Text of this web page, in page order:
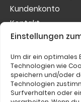
Einstellungen
Um dir ein optimales
Technologien wie
speichern und/oder
Technologien
Surfverhalten oder
Kundenkonto
Kontakt
Sitemap
Etwas nicht
Suchen
nach: